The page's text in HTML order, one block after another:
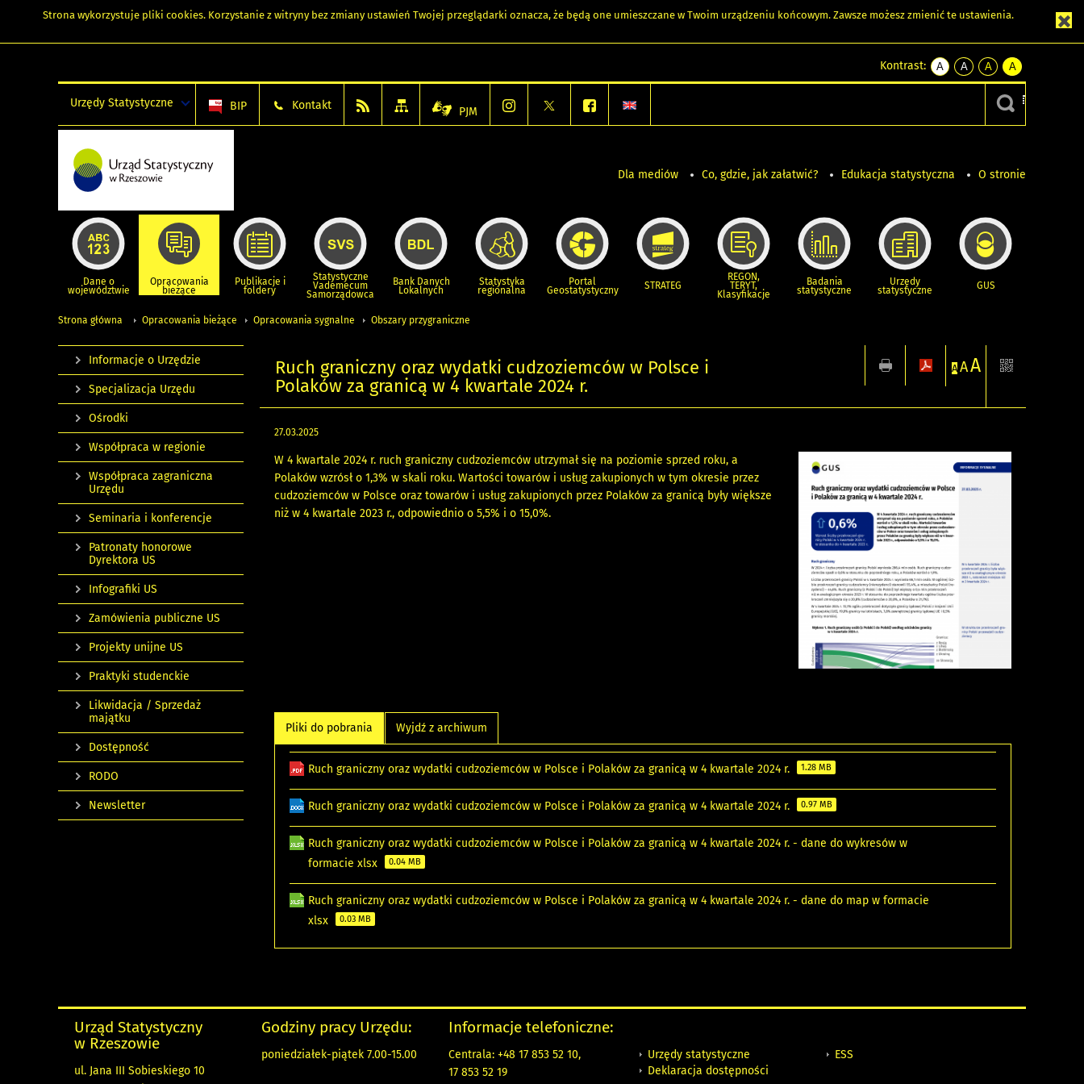
Strona wykorzystuje pliki cookies. Korzystanie z witryny bez zmiany ustawień Twojej przeglądarki oznacza, że będą one umieszczane w Twoim urządzeniu końcowym. Zawsze możesz zmienić te ustawienia.
Kontrast:
A
kontrast
A
kontrast
czarnym
A
kontrast
żółty
tekst
czarnym
A
kontrast
czarny
tekst
żółtym
Urzędy Statystyczne BIP Kontakt PJM
Dla mediów Co, gdzie, jak załatwić? Edukacja statystyczna O stronie
Dane o
województwie
Opracowania
bieżące
Publikacje i
foldery
Statystyczne
Vademecum
Samorządowca
Bank Danych
Lokalnych
Statystyka
regionalna
Portal
Geostatystyczny STRATEG
REGON,
TERYT,
Klasyfikacje
Badania
statystyczne
Urzędy
statystyczne GUS
Strona główna Opracowania bieżące Opracowania sygnalne Obszary przygraniczne
Ruch graniczny oraz wydatki cudzoziemców w Polsce i
Polaków za granicą w 4 kwartale 2024 r.
A AA
27.03.2025
W 4 kwartale 2024 r. ruch graniczny cudzoziemców utrzymał się na poziomie sprzed roku, a
Polaków wzrósł o 1,3% w skali roku. Wartości towarów i usług zakupionych w tym okresie przez
cudzoziemców w Polsce oraz towarów i usług zakupionych przez Polaków za granicą były większe
niż w 4 kwartale 2023 r., odpowiednio o 5,5% i o 15,0%.
Pliki do pobrania Wyjdź z archiwum
Ruch graniczny oraz wydatki cudzoziemców w Polsce i Polaków za granicą w 4 kwartale 2024 r. 1.28 MB
Ruch graniczny oraz wydatki cudzoziemców w Polsce i Polaków za granicą w 4 kwartale 2024 r. 0.97 MB
Ruch graniczny oraz wydatki cudzoziemców w Polsce i Polaków za granicą w 4 kwartale 2024 r. - dane do wykresów w
formacie xlsx
0.04 MB
Ruch graniczny oraz wydatki cudzoziemców w Polsce i Polaków za granicą w 4 kwartale 2024 r. - dane do map w formacie
xlsx
0.03 MB
Informacje o Urzędzie
Specjalizacja Urzędu
Ośrodki
Współpraca w regionie
Współpraca zagraniczna
Urzędu
Seminaria i konferencje
Patronaty honorowe
Dyrektora US
Infografiki US
Zamówienia publiczne US
Projekty unijne US
Praktyki studenckie
Likwidacja / Sprzedaż
majątku
Dostępność
RODO
Newsletter
Urząd Statystyczny
w Rzeszowie
ul. Jana III Sobieskiego 10
Godziny pracy Urzędu:
poniedziałek-piątek 7.00-15.00
Informacje telefoniczne:
Centrala: +48 17 853 52 10,
17 853 52 19
Urzędy statystyczne
Deklaracja dostępności
ESS